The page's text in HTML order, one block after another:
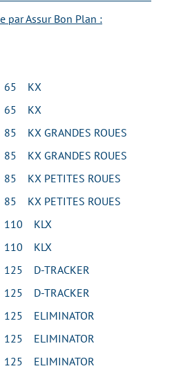
par Assur Bon Plan :
65 KX
65 KX
KX GRANDES ROUES
KX GRANDES ROUES
KX PETITES ROUES
KX PETITES ROUES
110 KLX
110 KLX
D-TRACKER
D-TRACKER
ELIMINATOR
ELIMINATOR
ELIMINATOR